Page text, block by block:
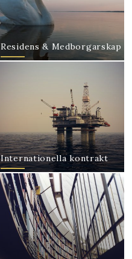
Residens & Medborgarskap
Internationella kontrakt